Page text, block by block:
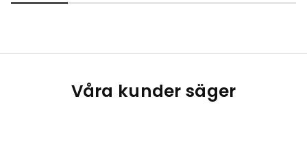
Våra kunder säger